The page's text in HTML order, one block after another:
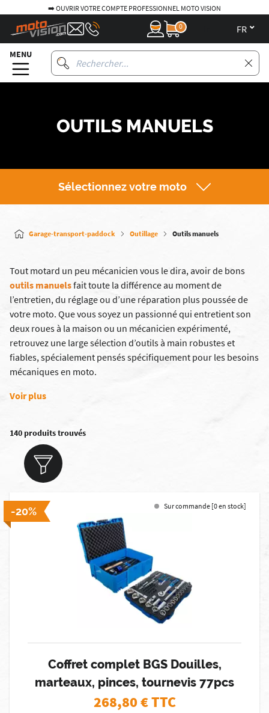
➡️ OUVRIR VOTRE COMPTE PROFESSIONNEL MOTO VISION
0
MENU
OUTILS MANUELS
Sélectionnez votre moto
Garage-transport-paddock Outillage Outils manuels
Tout motard un peu mécanicien vous le dira, avoir de bons
outils manuelsfait toute la différence au moment de
l’entretien, du réglage ou d’une réparation plus poussée de
votre moto. Que vous soyez un passionné qui entretient son
deux roues à la maison ou un mécanicien expérimenté,
retrouvez une large sélection d’outils à main robustes et
fiables, spécialement pensés spécifiquement pour les besoins
mécaniques en moto.
Voir plus
140 produits trouvés
-20% Sur commande [0 en stock]
Coffret complet BGS Douilles,
marteaux, pinces, tournevis 77pcs
268,80€ TTC